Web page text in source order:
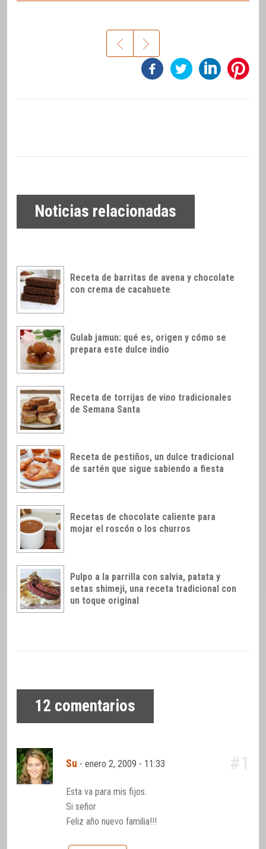
Noticias relacionadas
Receta de barritas de avena y chocolate
con crema de cacahuete
Gulab jamun: qué es, origen y cómo se
prepara este dulce indio
Receta de torrijas de vino tradicionales
de Semana Santa
Receta de pestiños, un dulce tradicional
de sartén que sigue sabiendo a fiesta
Recetas de chocolate caliente para
mojar el roscón o los churros
Pulpo a la parrilla con salvia, patata y
setas shimeji, una receta tradicional con
un toque original
12 comentarios
Su -enero 2, 2009 - 11:33 #1
Esta va para mis fijos.
Si señor
Feliz año nuevo familia!!!